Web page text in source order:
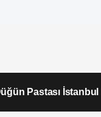
Pastası İstanbul